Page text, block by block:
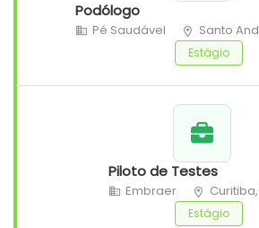
Podólogo
Pé Saudável Santo
Estágio
Piloto de Testes
Embraer
Estágio